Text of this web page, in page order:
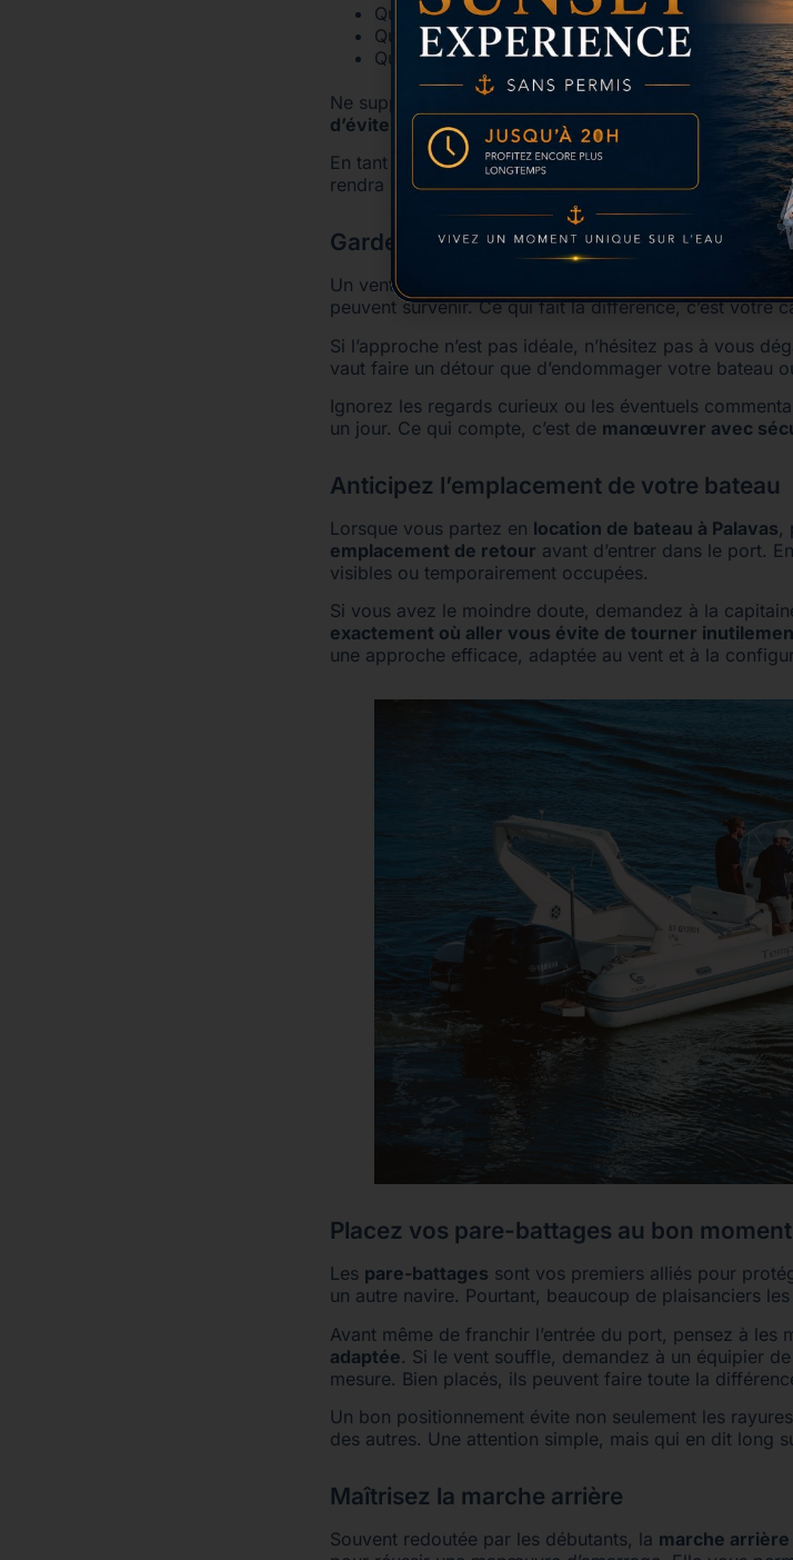
Qui tient la gaffe ?
Qui saute à quai ?
Qui s’occupe des pare-battages ?
Ne supposez jamais que vos passagers savent quoi
d’éviter les gestes brusques, les hésitations ou les
En tant que chef de bord, donnez les consignes avec
rendra votre retour au port plus fluide et plus sûr.
Gardez votre calme, quoi qu’il arrive
Un vent soudain, un autre bateau qui gêne la
peuvent survenir. Ce qui fait la différence, c’est votre
Si l’approche n’est pas idéale, n’hésitez pas à vous
vaut faire un détour que d’endommager votre bateau
Ignorez les regards curieux ou les éventuels
un jour. Ce qui compte, c’est de manœuvrer avec
Anticipez l’emplacement de votre bateau
Lorsque vous partez en location de bateau à Palavas,
emplacement de retour avant d’entrer dans le port.
visibles ou temporairement occupées.
Si vous avez le moindre doute, demandez à la
exactement où aller vous évite de tourner
une approche efficace, adaptée au vent et à la
Placez vos pare-battages au bon
Les pare-battages sont vos premiers alliés pour
un autre navire. Pourtant, beaucoup de plaisanciers
Avant même de franchir l’entrée du port, pensez à les
adaptée. Si le vent souffle, demandez à un équipier
mesure. Bien placés, ils peuvent faire toute la
Un bon positionnement évite non seulement les
des autres. Une attention simple, mais qui en dit long
Maîtrisez la marche arrière
Souvent redoutée par les débutants, la marche arrière